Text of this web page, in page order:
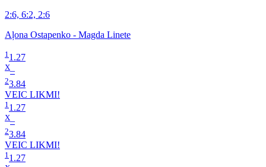
2:6, 6:2, 2:6
Aļona Ostapenko - Magda Linete
1 1.27
X–
23.84
VEIC LIKMI!
1 1.27
X–
23.84
VEIC LIKMI!
1 1.27